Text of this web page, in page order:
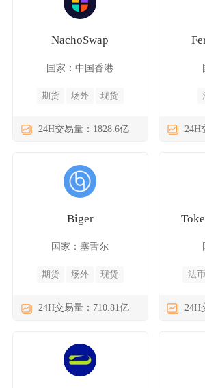
NachoSwap
国家：中国香港
期货 场外 现货
24H交易量：1828.6亿 24H
Biger
国家：塞舌尔
期货 场外 现货
24H交易量：710.81亿
法币
24H